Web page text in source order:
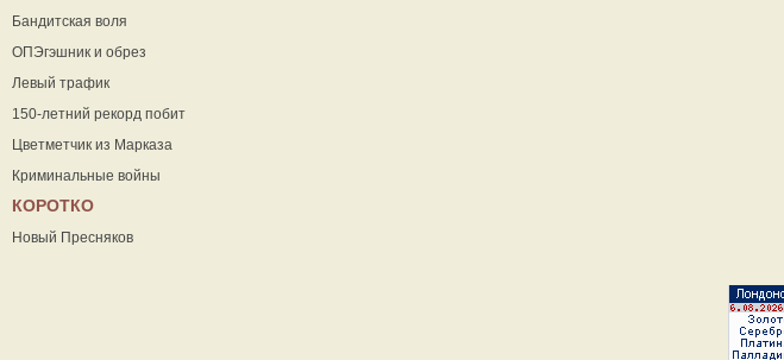
Бандитская воля
ОПЭгэшник и обрез
Левый трафик
150-летний рекорд побит
Цветметчик из Марказа
Криминальные войны
КОРОТКО
Новый Пресняков